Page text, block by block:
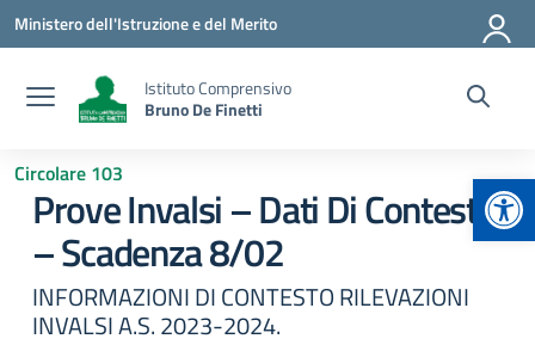
Vai ai contenuti
Vai al menu di navigazione
Vai al footer
Ministero dell'Istruzione e del Merito
Istituto Comprensivo
Bruno De Finetti
Circolare 103
Prove Invalsi – Dati Di Contesto
– Scadenza 8/02
INFORMAZIONI DI CONTESTO RILEVAZIONI
INVALSI A.S. 2023-2024.